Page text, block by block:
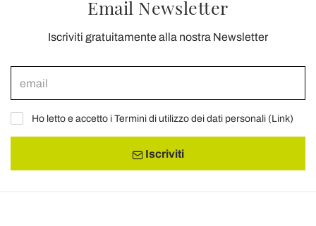
Email Newsletter
Iscriviti gratuitamente alla nostra Newsletter
Ho letto e accetto i Termini di utilizzo dei dati personali (Link)
Iscriviti